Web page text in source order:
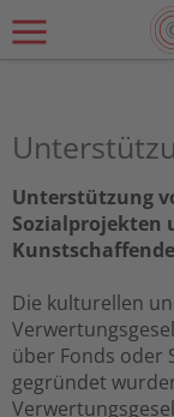
Unterstützung
Sozialprojekten
Die kulturellen
über Fonds oder
gegründet